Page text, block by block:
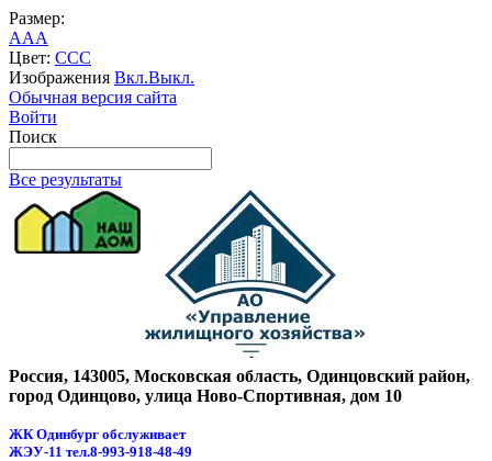
Размер:
AAA
Цвет: CCC
Изображения Вкл.Выкл.
Обычная версия сайта
Войти
Поиск
Все результаты
Россия, 143005, Московская область, Одинцовский район,
город Одинцово, улица Ново-Спортивная, дом 10
ЖК Одинбург обслуживает
ЖЭУ-11 тел.8-993-918-48-49